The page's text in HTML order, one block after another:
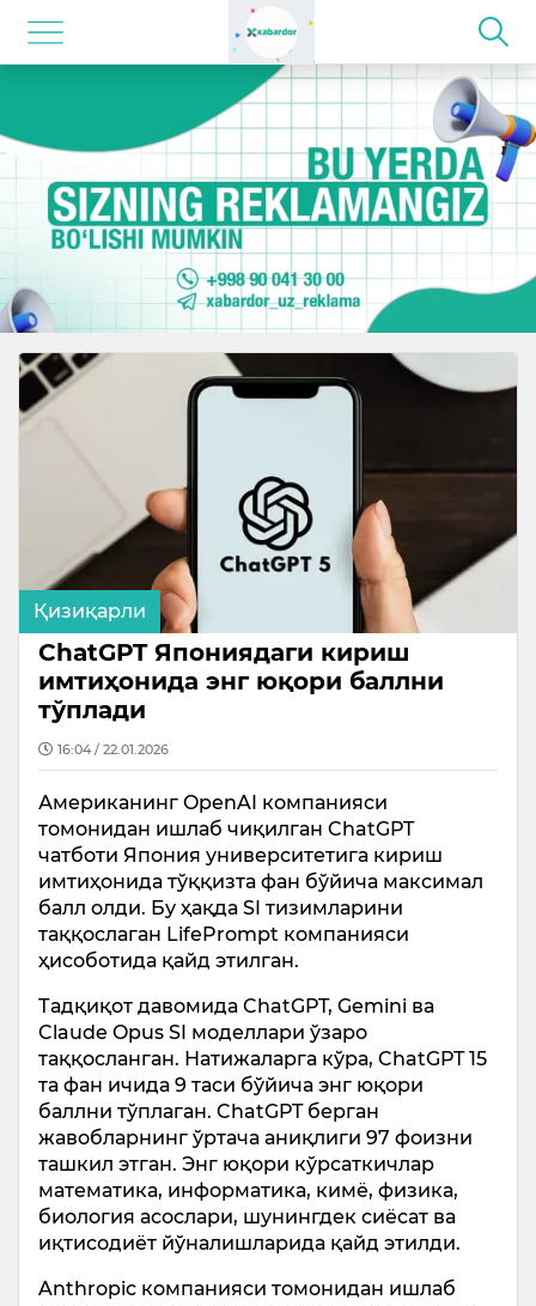
Қизиқарли
ChatGPT Япониядаги кириш
имтиҳонида энг юқори баллни
тўплади
16:04 / 22.01.2026
Американинг OpenAI компанияси
томонидан ишлаб чиқилган ChatGPT
чатботи Япония университетига кириш
имтиҳонида тўққизта фан бўйича максимал
балл олди. Бу ҳақда SI тизимларини
таққослаган LifePrompt компанияси
ҳисоботида қайд этилган.
Тадқиқот давомида ChatGPT, Gemini ва
Claude Opus SI моделлари ўзаро
таққосланган. Натижаларга кўра, ChatGPT 15
та фан ичида 9 таси бўйича энг юқори
баллни тўплаган. ChatGPT берган
жавобларнинг ўртача аниқлиги 97 фоизни
ташкил этган. Энг юқори кўрсаткичлар
математика, информатика, кимё, физика,
биология асослари, шунингдек сиёсат ва
иқтисодиёт йўналишларида қайд этилди.
Anthropic компанияси томонидан ишлаб